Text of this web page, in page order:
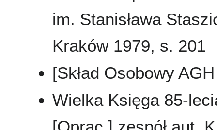
im. Stanisława
Kraków 1979, s. 201
[Skład Osobowy
Wielka Księga 85-